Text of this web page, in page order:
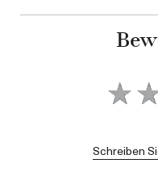
Schreiben